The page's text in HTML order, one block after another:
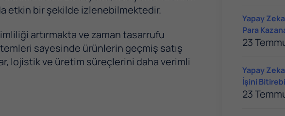
etkin bir şekilde izlenebilmektedir.
artırmakta ve zaman tasarrufu
sayesinde ürünlerin geçmiş satış
lojistik ve üretim süreçlerini daha verimli
Yapay
Para
23
Yapay
İşini
23